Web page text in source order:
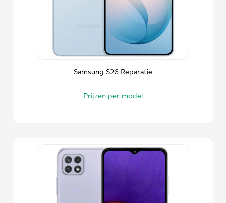
Samsung S26 Reparatie
Prijzen per model